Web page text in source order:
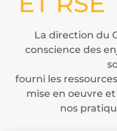
La direction du
conscience des
fourni les
mise en oeuvre
nos